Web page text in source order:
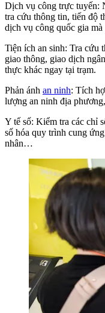
Dịch vụ công trực tuyến:
tra cứu thông tin, tiến độ
dịch vụ công quốc gia
Tiện ích an sinh: Tra cứu
giao thông, giao dịch
thực khác ngay tại trạm.
Phản ánh an ninh: Tích
lượng an ninh địa
Y tế số: Kiểm tra các chỉ
số hóa quy trình cung
nhân…